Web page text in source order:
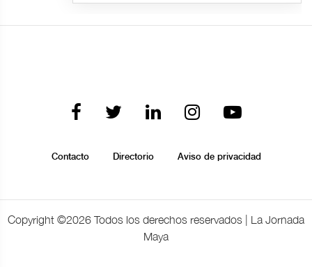
Contacto Directorio Aviso de privacidad
Copyright ©2026 Todos los derechos reservados | La Jornada
Maya